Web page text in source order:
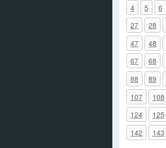
4 5 6
27
28
47
48
67
68
88
89
107
108
124
125
142
143